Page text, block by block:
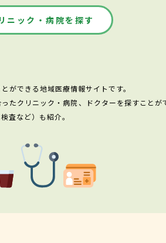
ニック・病院を探す
ができる地域医療情報サイトです。
クリニック・病院、ドクターを探すことが
査など）も紹介。